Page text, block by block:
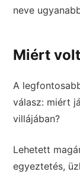
neve
Miért
A
válasz: miért
villájában?
Lehetett
egyeztetés,